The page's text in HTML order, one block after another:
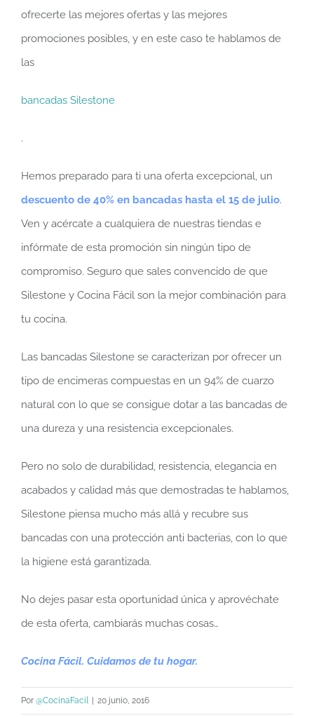
ofrecerte las mejores ofertas y las mejores
promociones posibles, y en este caso te hablamos de
las
bancadas Silestone
.
Hemos preparado para ti una oferta excepcional, un
descuento de 40% en bancadas hasta el 15 de julio.
Ven y acércate a cualquiera de nuestras tiendas e
infórmate de esta promoción sin ningún tipo de
compromiso. Seguro que sales convencido de que
Silestone y Cocina Fácil son la mejor combinación para
tu cocina.
Las bancadas Silestone se caracterizan por ofrecer un
tipo de encimeras compuestas en un 94% de cuarzo
natural con lo que se consigue dotar a las bancadas de
una dureza y una resistencia excepcionales.
Pero no solo de durabilidad, resistencia, elegancia en
acabados y calidad más que demostradas te hablamos,
Silestone piensa mucho más allá y recubre sus
bancadas con una protección anti bacterias, con lo que
la higiene está garantizada.
No dejes pasar esta oportunidad única y aprovéchate
de esta oferta, cambiarás muchas cosas…
Cocina Fácil. Cuidamos de tu hogar.
Por @CocinaFacil 20 junio, 2016